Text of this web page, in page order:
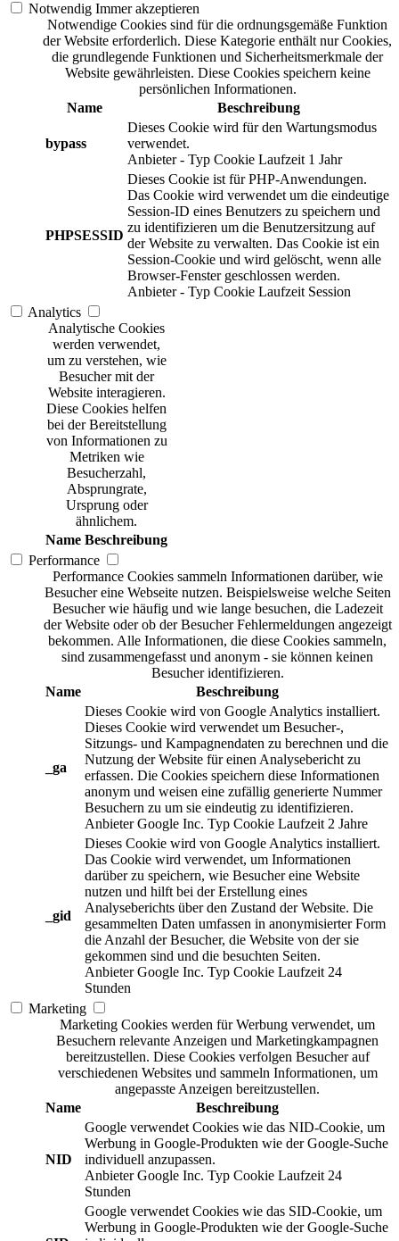
Notwendig Immer akzeptieren
Notwendige Cookies sind für die ordnungsgemäße Funktion
der Website erforderlich. Diese Kategorie enthält nur Cookies,
die grundlegende Funktionen und Sicherheitsmerkmale der
Website gewährleisten. Diese Cookies speichern keine
persönlichen Informationen.
Name
Beschreibung
bypass
Dieses Cookie wird für den Wartungsmodus
verwendet.
Anbieter - Typ Cookie Laufzeit 1 Jahr
PHPSESSID
Dieses Cookie ist für PHP-Anwendungen.
Das Cookie wird verwendet um die eindeutige
Session-ID eines Benutzers zu speichern und
zu identifizieren um die Benutzersitzung auf
der Website zu verwalten. Das Cookie ist ein
Session-Cookie und wird gelöscht, wenn alle
Browser-Fenster geschlossen werden.
Anbieter - Typ Cookie Laufzeit Session
Analytics
Analytische Cookies
werden verwendet,
um zu verstehen, wie
Besucher mit der
Website interagieren.
Diese Cookies helfen
bei der Bereitstellung
von Informationen zu
Metriken wie
Besucherzahl,
Absprungrate,
Ursprung oder
ähnlichem.
Name Beschreibung
Performance
Performance Cookies sammeln Informationen darüber, wie
Besucher eine Webseite nutzen. Beispielsweise welche Seiten
Besucher wie häufig und wie lange besuchen, die Ladezeit
der Website oder ob der Besucher Fehlermeldungen angezeigt
bekommen. Alle Informationen, die diese Cookies sammeln,
sind zusammengefasst und anonym - sie können keinen
Besucher identifizieren.
Name
Beschreibung
_ga
Dieses Cookie wird von Google Analytics installiert.
Dieses Cookie wird verwendet um Besucher-,
Sitzungs- und Kampagnendaten zu berechnen und die
Nutzung der Website für einen Analysebericht zu
erfassen. Die Cookies speichern diese Informationen
anonym und weisen eine zufällig generierte Nummer
Besuchern zu um sie eindeutig zu identifizieren.
Anbieter Google Inc. Typ Cookie Laufzeit 2 Jahre
_gid
Dieses Cookie wird von Google Analytics installiert.
Das Cookie wird verwendet, um Informationen
darüber zu speichern, wie Besucher eine Website
nutzen und hilft bei der Erstellung eines
Analyseberichts über den Zustand der Website. Die
gesammelten Daten umfassen in anonymisierter Form
die Anzahl der Besucher, die Website von der sie
gekommen sind und die besuchten Seiten.
Anbieter Google Inc. Typ Cookie Laufzeit 24
Stunden
Marketing
Marketing Cookies werden für Werbung verwendet, um
Besuchern relevante Anzeigen und Marketingkampagnen
bereitzustellen. Diese Cookies verfolgen Besucher auf
verschiedenen Websites und sammeln Informationen, um
angepasste Anzeigen bereitzustellen.
Name
Beschreibung
NID
Google verwendet Cookies wie das NID-Cookie, um
Werbung in Google-Produkten wie der Google-Suche
individuell anzupassen.
Anbieter Google Inc. Typ Cookie Laufzeit 24
Stunden
Google verwendet Cookies wie das SID-Cookie, um
Werbung in Google-Produkten wie der Google-Suche